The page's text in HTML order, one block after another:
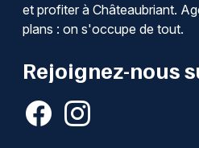
et profiter à Châteaubriant.
plans : on s'occupe de tout.
Rejoignez-nous